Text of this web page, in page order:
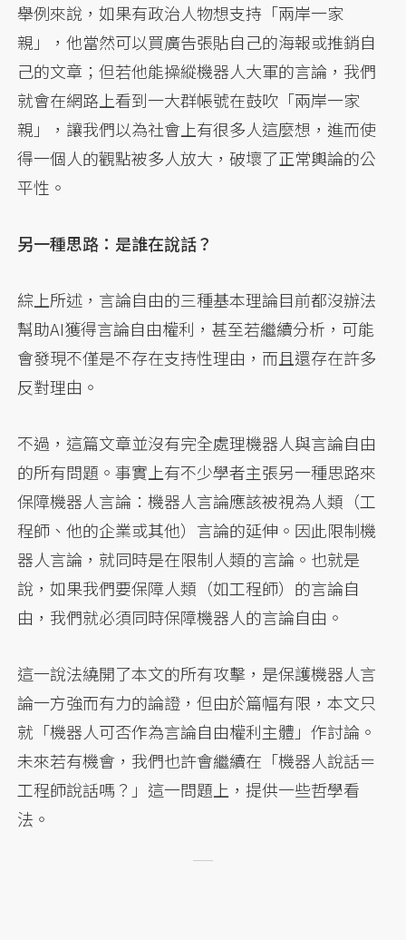
舉例來說，如果有政治人物想支持「兩岸一家
親」，他當然可以買廣告張貼自己的海報或推銷自
己的文章；但若他能操縱機器人大軍的言論，我們
就會在網路上看到一大群帳號在鼓吹「兩岸一家
親」，讓我們以為社會上有很多人這麼想，進而使
得一個人的觀點被多人放大，破壞了正常輿論的公
平性。
另一種思路：是誰在說話？
綜上所述，言論自由的三種基本理論目前都沒辦法
幫助AI獲得言論自由權利，甚至若繼續分析，可能
會發現不僅是不存在支持性理由，而且還存在許多
反對理由。
不過，這篇文章並沒有完全處理機器人與言論自由
的所有問題。事實上有不少學者主張另一種思路來
保障機器人言論：機器人言論應該被視為人類（工
程師、他的企業或其他）言論的延伸。因此限制機
器人言論，就同時是在限制人類的言論。也就是
說，如果我們要保障人類（如工程師）的言論自
由，我們就必須同時保障機器人的言論自由。
這一說法繞開了本文的所有攻擊，是保護機器人言
論一方強而有力的論證，但由於篇幅有限，本文只
就「機器人可否作為言論自由權利主體」作討論。
未來若有機會，我們也許會繼續在「機器人說話＝
工程師說話嗎？」這一問題上，提供一些哲學看
法。